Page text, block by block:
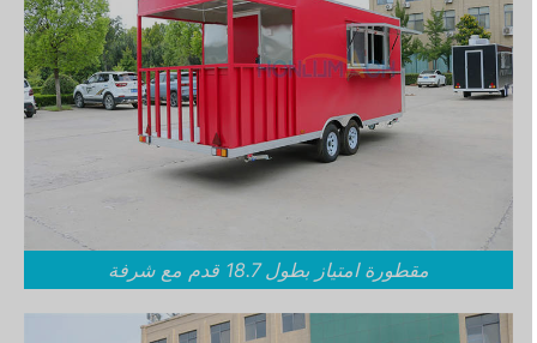
مقطورة امتياز بطول 18.7 قدم مع شرفة